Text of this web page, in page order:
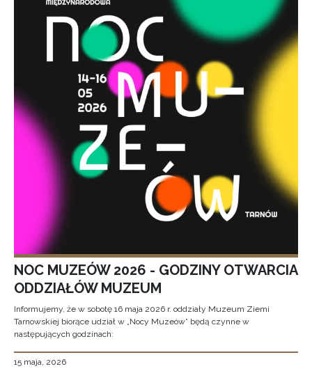
NOC MUZEÓW 2026 - GODZINY OTWARCIA
ODDZIAŁÓW MUZEUM
Informujemy, że w sobotę 16 maja 2026 r. oddziały Muzeum Ziemi
Tarnowskiej biorące udział w „Nocy Muzeów” będą czynne w
następujących godzinach:
15 maja, 2026